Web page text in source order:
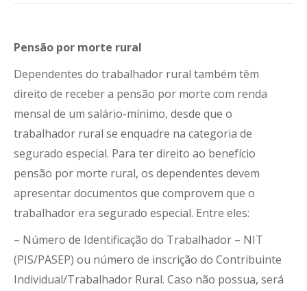
Pensão por morte rural
Dependentes do trabalhador rural também têm
direito de receber a pensão por morte com renda
mensal de um salário-mínimo, desde que o
trabalhador rural se enquadre na categoria de
segurado especial. Para ter direito ao benefício
pensão por morte rural, os dependentes devem
apresentar documentos que comprovem que o
trabalhador era segurado especial. Entre eles:
– Número de Identificação do Trabalhador – NIT
(PIS/PASEP) ou número de inscrição do Contribuinte
Individual/Trabalhador Rural. Caso não possua, será